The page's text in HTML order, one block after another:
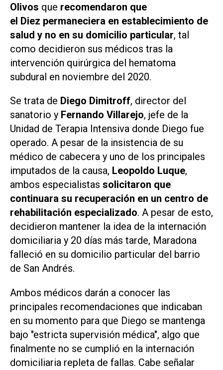
Olivos que recomendaron que
el Diez permaneciera en establecimiento de
salud y no en su domicilio particular, tal
como decidieron sus médicos tras la
intervención quirúrgica del hematoma
subdural en noviembre del 2020.
Se trata de Diego Dimitroff, director del
sanatorio y Fernando Villarejo, jefe de la
Unidad de Terapia Intensiva donde Diego fue
operado. A pesar de la insistencia de su
médico de cabecera y uno de los principales
imputados de la causa, Leopoldo Luque,
ambos especialistas solicitaron que
continuara su recuperación en un centro de
rehabilitación especializado. A pesar de esto,
decidieron mantener la idea de la internación
domiciliaria y 20 días más tarde, Maradona
falleció en su domicilio particular del barrio
de San Andrés.
Ambos médicos darán a conocer las
principales recomendaciones que indicaban
en su momento para que Diego se mantenga
bajo "estricta supervisión médica", algo que
finalmente no se cumplió en la internación
domiciliaria repleta de fallas. Cabe señalar